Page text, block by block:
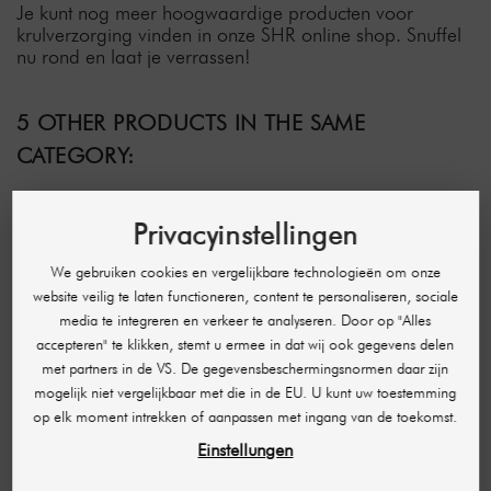
Je kunt nog meer hoogwaardige producten voor
krulverzorging vinden in onze SHR online shop. Snuffel
nu rond en laat je verrassen!
5 OTHER PRODUCTS IN THE SAME
CATEGORY:
ARGANMIDAS
Marokkaanse Arganolie
RR LINE
Real Star Styling Pro
Privacyinstellingen
We gebruiken cookies en vergelijkbare technologieën om onze
website veilig te laten functioneren, content te personaliseren, sociale
media te integreren en verkeer te analyseren. Door op "Alles
accepteren" te klikken, stemt u ermee in dat wij ook gegevens delen
met partners in de VS. De gegevensbeschermingsnormen daar zijn
mogelijk niet vergelijkbaar met die in de EU. U kunt uw toestemming
op elk moment intrekken of aanpassen met ingang van de toekomst.
Einstellungen